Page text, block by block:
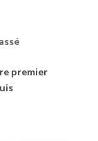
premier